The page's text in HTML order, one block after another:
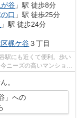
谷 」駅 徒歩8分
口 」駅 徒歩25分
」駅 徒歩24分
区梶ケ谷３丁目
駅にも近くて便利。歩い
ニーズの高いマンション
。
」への